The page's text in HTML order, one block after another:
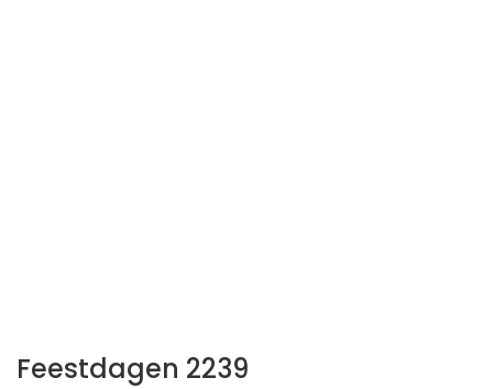
Feestdagen 2239